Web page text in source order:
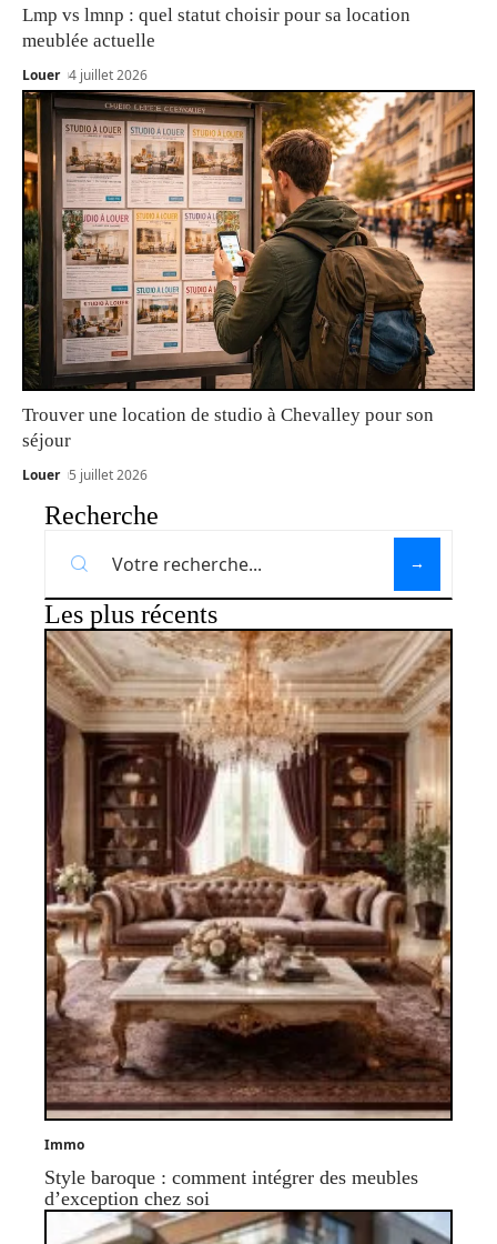
Lmp vs lmnp : quel statut choisir pour sa location
meublée actuelle
Louer 4 juillet 2026
Trouver une location de studio à Chevalley pour son
séjour
Louer 5 juillet 2026
Recherche
Les plus récents
Immo
Style baroque : comment intégrer des meubles
d’exception chez soi